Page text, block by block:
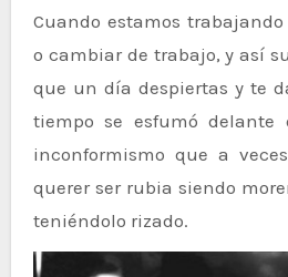
Cuando estamos
o cambiar de trabajo, y así
que un día despiertas y te
tiempo se esfumó delante
inconformismo que a
querer ser rubia siendo
teniéndolo rizado.